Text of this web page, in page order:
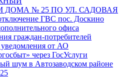
ДОМА № 25 ПО УЛ. САДОВАЯ
ГВС пос. Доскино
офиса
граждан-потребителей
от АО
через ГосУслуги
шум в Автозаводском районе